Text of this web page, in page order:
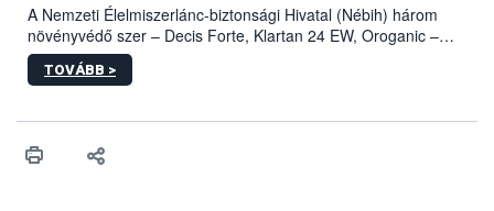
A Nemzeti Élelmiszerlánc-biztonsági Hivatal (Nébih) három
növényvédő szer – Decis Forte, Klartan 24 EW, Oroganic –
engedélyokiratát módosította, így azok a szüretet követően,
egészen a vesszőérettség (BBCH 91) stádiumáig
érésű szőlőkben is legyen lehetőség a károsító elleni további
felhasználók számára is elérhető és ökológiai termesztésben is
TOVÁBB >